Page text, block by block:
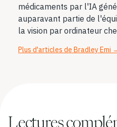
médicaments par l'IA
auparavant partie de
la vision par ordinateur
Plus d'articles de Bradley Emi
Lectures